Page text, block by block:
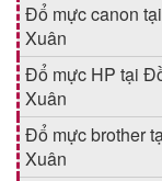
Đổ mực canon
Xuân
Đổ mực HP tại
Xuân
Đổ mực brother
Xuân